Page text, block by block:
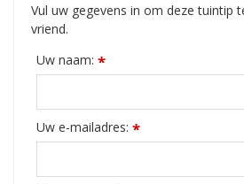
Vul uw gegevens in om deze tuintip
vriend.
Uw naam: *
Uw e-mailadres: *